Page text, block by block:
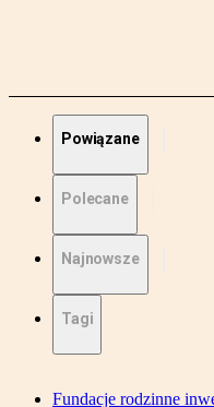
Powiązane
Polecane
Najnowsze
Tagi
Fundacje rodzinne